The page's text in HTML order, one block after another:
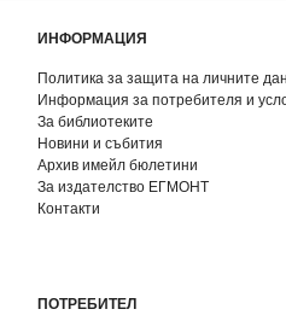
ИНФОРМАЦИЯ
Политика за защита на личните
Информация за потребителя и
За библиотеките
Новини и събития
Архив имейл бюлетини
За издателство ЕГМОНТ
Контакти
ПОТРЕБИТЕЛ